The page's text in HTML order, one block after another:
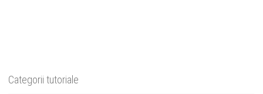
Categorii tutoriale